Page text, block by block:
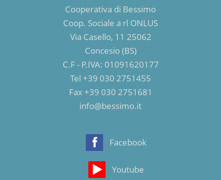
Cooperativa di Bessimo
Coop. Sociale a rl ONLUS
Via Casello, 11 25062
Concesio (BS)
C.F - P.IVA: 01091620177
Tel +39 030 2751455
Fax +39 030 2751681
info@bessimo.it
Facebook
Youtube